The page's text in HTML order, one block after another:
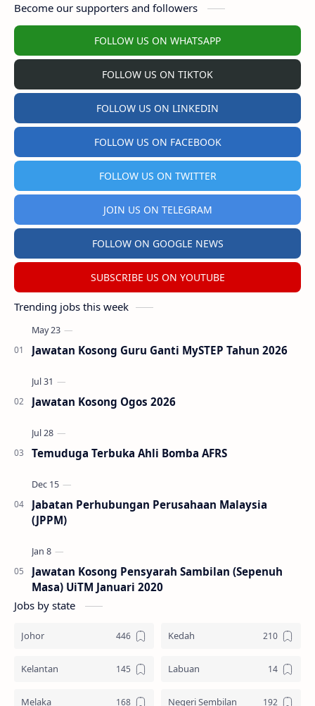
Become our supporters and followers
FOLLOW US ON WHATSAPP
FOLLOW US ON TIKTOK
FOLLOW US ON LINKEDIN
FOLLOW US ON FACEBOOK
FOLLOW US ON TWITTER
JOIN US ON TELEGRAM
FOLLOW ON GOOGLE NEWS
SUBSCRIBE US ON YOUTUBE
Trending jobs this week
Jawatan Kosong Guru Ganti MySTEP Tahun 2026
Jawatan Kosong Ogos 2026
Temuduga Terbuka Ahli Bomba AFRS
Jabatan Perhubungan Perusahaan Malaysia
(JPPM)
Jawatan Kosong Pensyarah Sambilan (Sepenuh
Masa) UiTM Januari 2020
Jobs by state
Johor Kedah
Kelantan Labuan
Melaka Negeri Sembilan